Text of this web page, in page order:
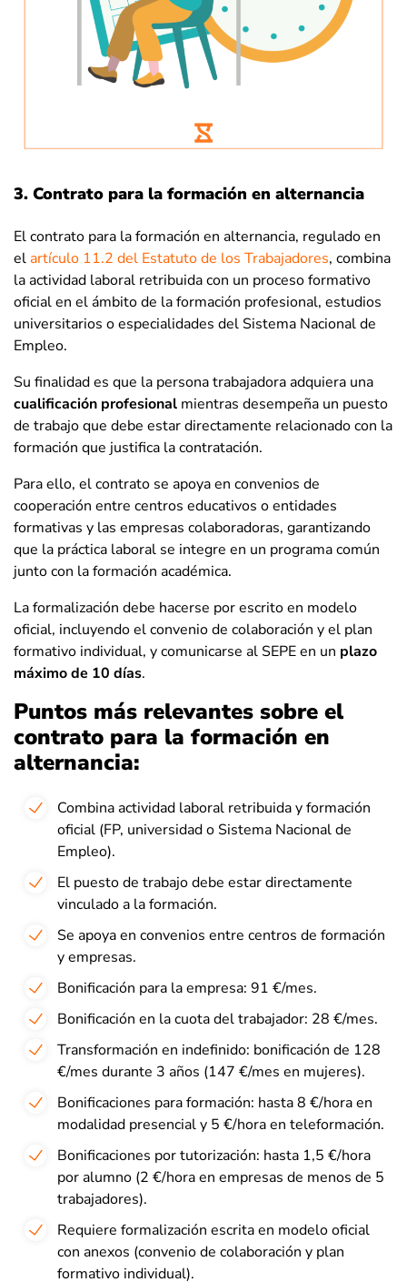
3. Contrato para la formación en alternancia
El contrato para la formación en alternancia, regulado en
elartículo 11.2 del Estatuto de los Trabajadores, combina
la actividad laboral retribuida con un proceso formativo
oficial en el ámbito de la formación profesional, estudios
universitarios o especialidades del Sistema Nacional de
Empleo.
Su finalidad es que la persona trabajadora adquiera una
cualificación profesional mientras desempeña un puesto
de trabajo que debe estar directamente relacionado con la
formación que justifica la contratación.
Para ello, el contrato se apoya en convenios de
cooperación entre centros educativos o entidades
formativas y las empresas colaboradoras, garantizando
que la práctica laboral se integre en un programa común
junto con la formación académica.
La formalización debe hacerse por escrito en modelo
oficial, incluyendo el convenio de colaboración y el plan
formativo individual, y comunicarse al SEPE en un plazo
máximo de 10 días.
Puntos más relevantes sobre el
contrato para la formación en
alternancia:
Combina actividad laboral retribuida y formación
oficial (FP, universidad o Sistema Nacional de
Empleo).
El puesto de trabajo debe estar directamente
vinculado a la formación.
Se apoya en convenios entre centros de formación
y empresas.
Bonificación para la empresa: 91 €/mes.
Bonificación en la cuota del trabajador: 28 €/mes.
Transformación en indefinido: bonificación de 128
€/mes durante 3 años (147 €/mes en mujeres).
Bonificaciones para formación: hasta 8 €/hora en
modalidad presencial y 5 €/hora en teleformación.
Bonificaciones por tutorización: hasta 1,5 €/hora
por alumno (2 €/hora en empresas de menos de 5
trabajadores).
Requiere formalización escrita en modelo oficial
con anexos (convenio de colaboración y plan
formativo individual).